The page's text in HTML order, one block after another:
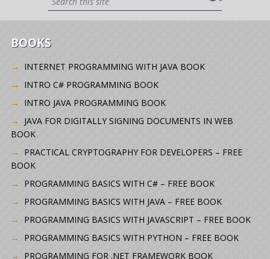
BOOKS
INTERNET PROGRAMMING WITH JAVA BOOK
INTRO C# PROGRAMMING BOOK
INTRO JAVA PROGRAMMING BOOK
JAVA FOR DIGITALLY SIGNING DOCUMENTS IN WEB
BOOK
PRACTICAL CRYPTOGRAPHY FOR DEVELOPERS – FREE
BOOK
PROGRAMMING BASICS WITH C# – FREE BOOK
PROGRAMMING BASICS WITH JAVA – FREE BOOK
PROGRAMMING BASICS WITH JAVASCRIPT – FREE BOOK
PROGRAMMING BASICS WITH PYTHON – FREE BOOK
PROGRAMMING FOR .NET FRAMEWORK BOOK